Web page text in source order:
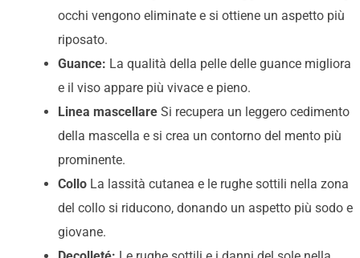
occhi vengono eliminate e si ottiene un aspetto più
riposato.
Guance: La qualità della pelle delle guance migliora
e il viso appare più vivace e pieno.
Linea mascellare Si recupera un leggero cedimento
della mascella e si crea un contorno del mento più
prominente.
Collo La lassità cutanea e le rughe sottili nella zona
del collo si riducono, donando un aspetto più sodo e
giovane.